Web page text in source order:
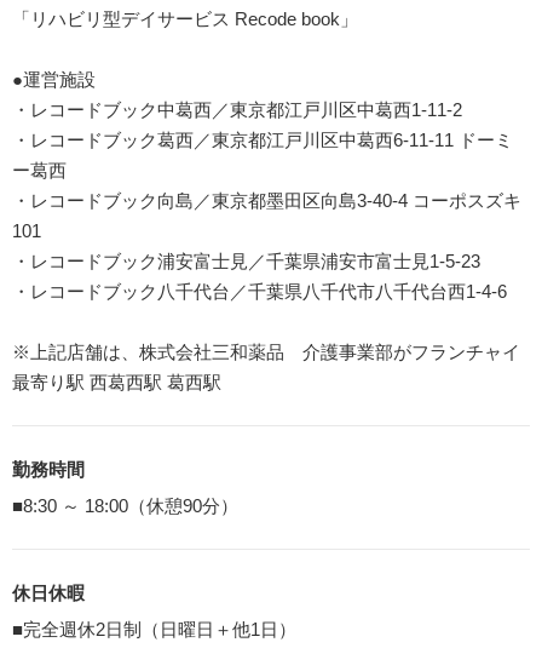
「リハビリ型デイサービス Recode book」
●運営施設
・レコードブック中葛西／東京都江戸川区中葛西1-11-2
・レコードブック葛西／東京都江戸川区中葛西6-11-11 ドーミ
ー葛西
・レコードブック向島／東京都墨田区向島3-40-4 コーポスズキ
101
・レコードブック浦安富士見／千葉県浦安市富士見1-5-23
・レコードブック八千代台／千葉県八千代市八千代台西1-4-6
※上記店舗は、株式会社三和薬品 介護事業部がフランチャイ
最寄り駅 西葛西駅 葛西駅
勤務時間
■8:30 ～ 18:00（休憩90分）
休日休暇
■完全週休2日制（日曜日＋他1日）